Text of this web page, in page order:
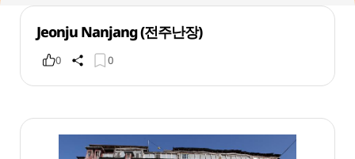
Jeonju Nanjang (전주난장)
0 0